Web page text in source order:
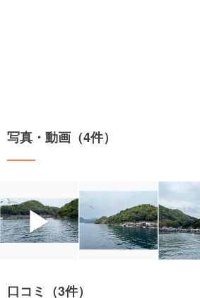
写真・動画（4件）
▶
口コミ（3件）